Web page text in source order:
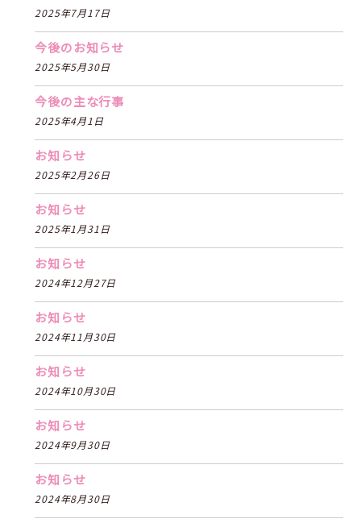
2025年7月17日
今後のお知らせ
2025年5月30日
今後の主な行事
2025年4月1日
お知らせ
2025年2月26日
お知らせ
2025年1月31日
お知らせ
2024年12月27日
お知らせ
2024年11月30日
お知らせ
2024年10月30日
お知らせ
2024年9月30日
お知らせ
2024年8月30日